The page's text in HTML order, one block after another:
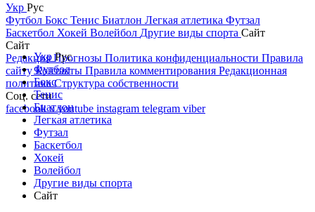
Укр Рус
Футбол Бокс Тенис Биатлон Легкая атлетика Футзал
Баскетбол Хокей Волейбол Другие виды спорта Сайт
Сайт
РедакцияПрогнозы Политика конфиденциальности Правила
сайтуКонтакты Правила комментирования Редакционная
политикаСтруктура собственности
Соц. сети
facebookxyoutube instagram telegram viber
УкрРус
Футбол
Бокс
Тенис
Биатлон
Легкая атлетика
Футзал
Баскетбол
Хокей
Волейбол
Другие виды спорта
Сайт